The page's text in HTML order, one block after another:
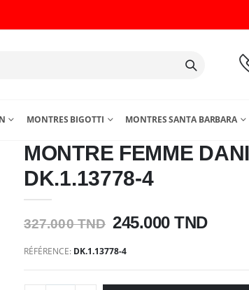
MONTRES BIGOTTI MONTRES SANTA BARBARA
MONTRE FEMME
DK.1.13778-4
327.000 TND 245.000 TND
RÉFÉRENCE: DK.1.13778-4